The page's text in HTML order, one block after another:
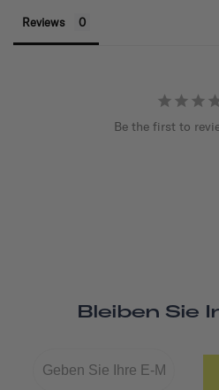
Reviews
Be the first to
Bleiben Sie